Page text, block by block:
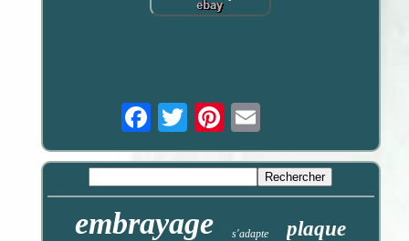
Email
embrayage s'adapte plaque